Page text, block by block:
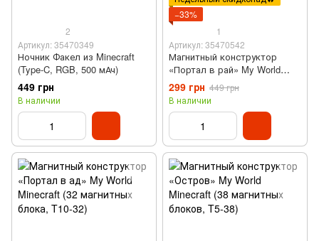
2
Артикул: 35470349
Ночник Факел из Minecraft
(Type-C, RGB, 500 мАч)
449 грн
В наличии
−33%
1
Артикул: 35470542
Магнитный конструктор
«Портал в рай» My World
Minecraft (32 магнитных
блока, T9-32)
299 грн 449 грн
В наличии